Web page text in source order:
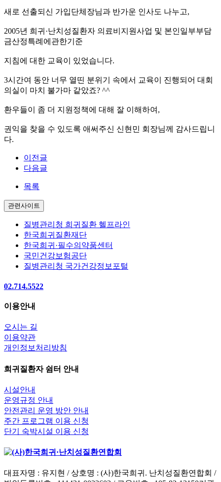
새로 선출되신 가입단체장님과 반가운 인사도 나누고,
2005년 희귀·난치성질환자 의료비지원사업 및 본인일부부담
금산정특례에관한기준
지침에 대한 교육이 있었습니다.
3시간여 동안 너무 열띤 분위기 속에서 교육이 진행되어 대회
의실이 마치 불가마 같았죠? ^^
환우들이 좀 더 지원정책에 대해 잘 이해하여,
권익을 찾을 수 있도록 애써주신 신현민 회장님께 감사드립니
다.
이전글
다음글
목록
관련사이트
질병관리청 희귀질환 헬프라인
한국희귀질환재단
한국희귀·필수의약품센터
국민건강보험공단
질병관리청 국가건강정보포털
02.714.5522
이용안내
오시는 길
이용약관
개인정보처리방침
희귀질환자 쉼터 안내
시설안내
운영규정 안내
안전관리 운영 방안 안내
주간 프로그램 이용 신청
단기 숙박시설 이용 신청
대표자명 : 유지현 / 상호명 : (사)한국희귀. 난치성질환연합회 /